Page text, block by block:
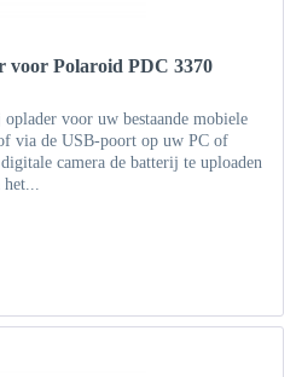
voor Polaroid PDC 3370
voor uw bestaande mobiele
via de USB-poort op uw PC of
camera de batterij te uploaden